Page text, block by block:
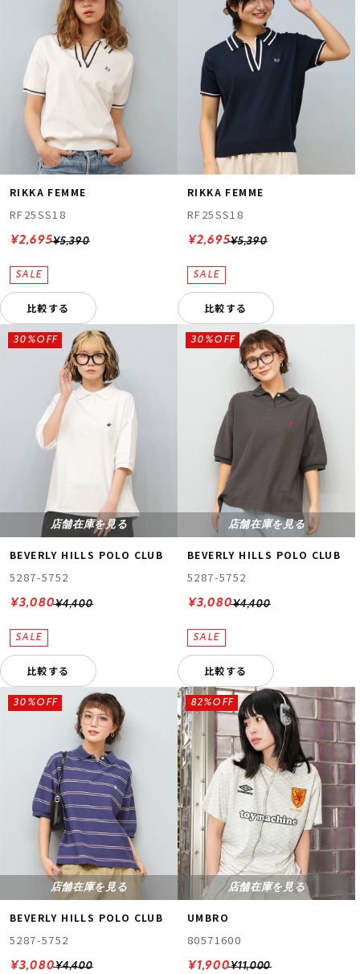
RIKKA FEMME
RF25SS18
¥5,390
¥2,695
比較する
RIKKA FEMME
RF25SS18
¥5,390
¥2,695
比較する
店舗在庫を見る
BEVERLY HILLS POLO CLUB
5287-5752
¥4,400
30%OFF
¥3,080
比較する
店舗在庫を見る
BEVERLY HILLS POLO CLUB
5287-5752
¥4,400
30%OFF
¥3,080
比較する
店舗在庫を見る
BEVERLY HILLS POLO CLUB
5287-5752
¥4,400
30%OFF
¥3,080
店舗在庫を見る
UMBRO
80571600
¥11,000
82%OFF
¥1,900